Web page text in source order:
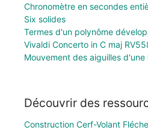
Chronomètre en secondes
Six solides
Termes d'un polynôme
Vivaldi Concerto in C maj
Mouvement des aiguilles d'une
Découvrir des
Construction Cerf-Volant